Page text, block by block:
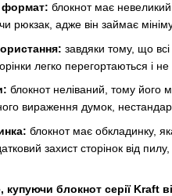
блокнот має
рюкзак, адже він займає
завдяки тому, що
легко перегортаються і
блокнот неліваний, тому його
вираження думок,
блокнот має обкладинку,
захист сторінок від
блокнот серії Kraft